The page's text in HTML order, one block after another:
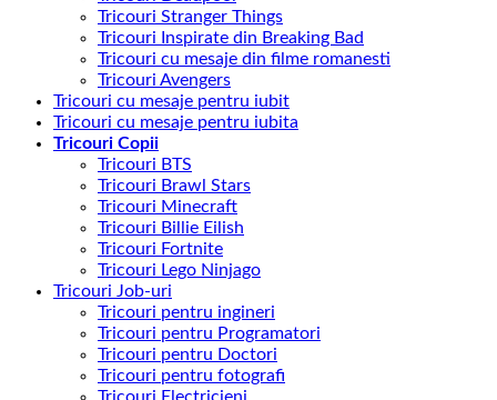
Tricouri Stranger Things
Tricouri Inspirate din Breaking Bad
Tricouri cu mesaje din filme romanesti
Tricouri Avengers
Tricouri cu mesaje pentru iubit
Tricouri cu mesaje pentru iubita
Tricouri Copii
Tricouri BTS
Tricouri Brawl Stars
Tricouri Minecraft
Tricouri Billie Eilish
Tricouri Fortnite
Tricouri Lego Ninjago
Tricouri Job-uri
Tricouri pentru ingineri
Tricouri pentru Programatori
Tricouri pentru Doctori
Tricouri pentru fotografi